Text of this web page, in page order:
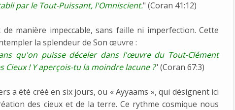
par le Tout-Puissant, l'Omniscient." (Coran 41:12)
manière impeccable, sans faille ni imperfection. Cette
la splendeur de Son œuvre :
qu'on puisse déceler dans l'œuvre du Tout-Clément
Cieux ! Y aperçois-tu la moindre lacune ?" (Coran 67:3)
a été créé en six jours, ou « Ayyaams », qui désignent ici
des cieux et de la terre. Ce rythme cosmique nous